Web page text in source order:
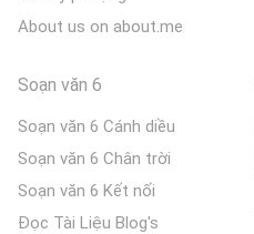
About us on about.me
Soạn văn 6
Soạn văn 6 Cánh diều
Soạn văn 6 Chân trời
Soạn văn 6 Kết nối
Đọc Tài Liệu Blog's